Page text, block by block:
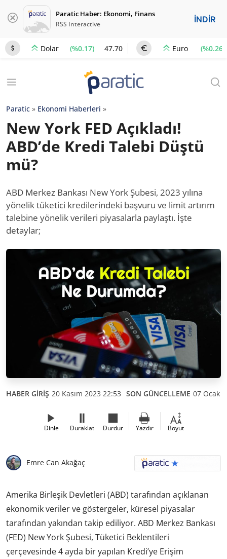
Paratic Haber: Ekonomi, Finans
RSS Interactive İNDİR
Dolar (%0.17) 47.70 Euro (%0.26)
Paratic » Ekonomi Haberleri »
New York FED Açıkladı!
ABD’de Kredi Talebi Düştü
mü?
ABD Merkez Bankası New York Şubesi, 2023 yılına
yönelik tüketici kredilerindeki başvuru ve limit artırım
talebine yönelik verileri piyasalarla paylaştı. İşte
detaylar;
HABER GİRİŞ 20 Kasım 2023 22:53 SON GÜNCELLEME 07 Ocak
Dinle Duraklat Durdur Yazdır Boyut
Emre Can Akağaç
Amerika Birleşik Devletleri (ABD) tarafından açıklanan
ekonomik veriler ve göstergeler, küresel piyasalar
tarafından yakından takip ediliyor. ABD Merkez Bankası
(FED) New York Şubesi, Tüketici Beklentileri
çerçevesinde 4 ayda bir yapılan Kredi’ye Erişim